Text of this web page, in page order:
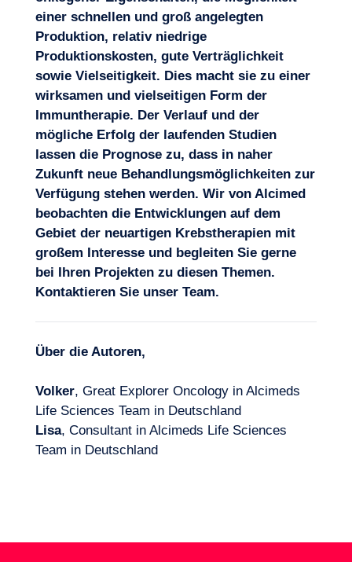
einer schnellen und groß angelegten
Produktion, relativ niedrige
Produktionskosten, gute Verträglichkeit
sowie Vielseitigkeit. Dies macht sie zu einer
wirksamen und vielseitigen Form der
Immuntherapie. Der Verlauf und der
mögliche Erfolg der laufenden Studien
lassen die Prognose zu, dass in naher
Zukunft neue Behandlungsmöglichkeiten zur
Verfügung stehen werden. Wir von Alcimed
beobachten die Entwicklungen auf dem
Gebiet der neuartigen Krebstherapienmit
großem Interesse und begleiten Sie gerne
bei Ihren Projekten zu diesen Themen.
Kontaktieren Sie unser Team.
Über die Autoren,
Volker, Great Explorer Oncology in Alcimeds
Life Sciences Team in Deutschland
Lisa, Consultant in Alcimeds Life Sciences
Team in Deutschland